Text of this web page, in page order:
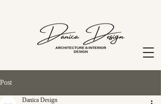
Post
Danica Design